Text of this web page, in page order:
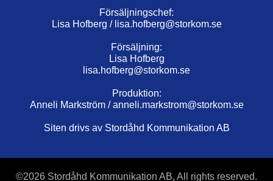
Försäljningschef:
Lisa Hofberg / lisa.hofberg@storkom.se
Försäljning:
Lisa Hofberg
lisa.hofberg@storkom.se
Produktion:
Anneli Markström /anneli.markstrom@storkom.se
Siten drivs av Stordåhd Kommunikation AB
©2026 Stordåhd Kommunikation AB, All rights reserved.